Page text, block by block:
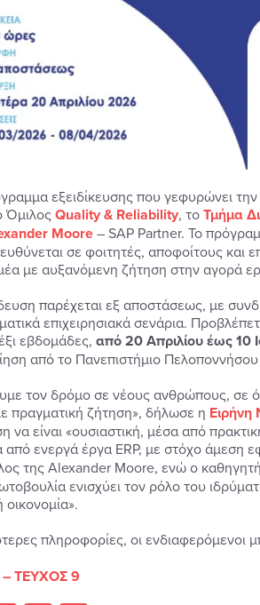
εξειδίκευσης που γεφυρώνει
ΌμιλοςQuality & Reliability, τοΤμήμα
Moore– SAP Partner. Το
σε φοιτητές, αποφοίτους και
με αυξανόμενη ζήτηση στην αγορά
παρέχεται εξ αποστάσεως, με
επιχειρησιακά σενάρια.
εβδομάδες, από 20 Απριλίου έως 10
από το Πανεπιστήμιο
τον δρόμο σε νέους ανθρώπους, σε
πραγματική ζήτηση», δήλωσε η Ειρήνη
να είναι «ουσιαστική, μέσα από
από ενεργά έργα ERP, με στόχο άμεση
της Alexander Moore, ενώ ο
ενισχύει τον ρόλο του
πληροφορίες, οι
– ΤΕΥΧΟΣ 9